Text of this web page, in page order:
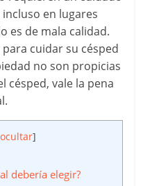
en lugares
es de mala calidad.
cuidar su césped
no son propicias
césped, vale la pena
ocultar]
debería elegir?